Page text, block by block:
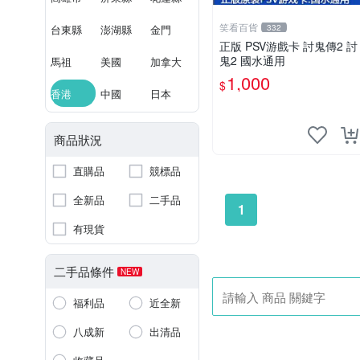
台東縣 澎湖縣 金門
馬祖 美國 加拿大
香港 中國 日本
商品狀況
直購品
競標品
全新品
二手品
有現貨
二手品條件 NEW
福利品
近全新
八成新
出清品
笑看百貨 332
正版 PSV游戲卡 討鬼傳2 討
鬼2 國水通用
$1,000
1